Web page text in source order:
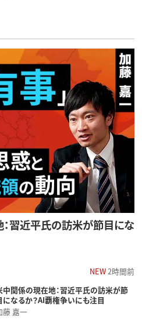
：習近平氏の訪米が節目にな
NEW2時間前
中関係の現在地：習近平氏の訪米が節
になるか？AI覇権争いにも注目
藤 嘉一